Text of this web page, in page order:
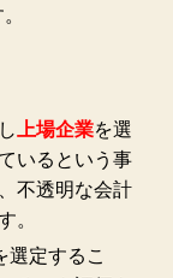
上場企業を選
いるという事
不透明な会計
。
選定するこ